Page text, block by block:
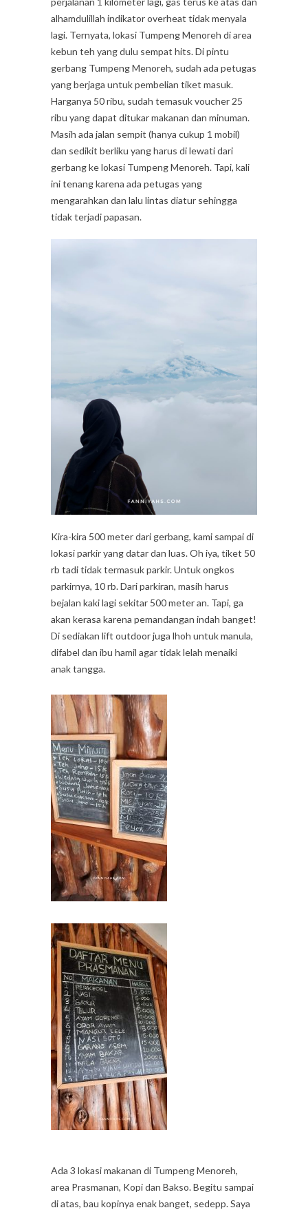
alhamdulillah indikator overheat tidak menyala
lagi. Ternyata, lokasi Tumpeng Menoreh di area
kebun teh yang dulu sempat hits. Di pintu
gerbang Tumpeng Menoreh, sudah ada petugas
yang berjaga untuk pembelian tiket masuk.
Harganya 50 ribu, sudah temasuk voucher 25
ribu yang dapat ditukar makanan dan minuman.
Masih ada jalan sempit (hanya cukup 1 mobil)
dan sedikit berliku yang harus di lewati dari
gerbang ke lokasi Tumpeng Menoreh. Tapi, kali
ini tenang karena ada petugas yang
mengarahkan dan lalu lintas diatur sehingga
tidak terjadi papasan.
Kira-kira 500 meter dari gerbang, kami sampai di
lokasi parkir yang datar dan luas. Oh iya, tiket 50
rb tadi tidak termasuk parkir. Untuk ongkos
parkirnya, 10 rb. Dari parkiran, masih harus
bejalan kaki lagi sekitar 500 meter an. Tapi, ga
akan kerasa karena pemandangan indah banget!
Di sediakan lift outdoor juga lhoh untuk manula,
difabel dan ibu hamil agar tidak lelah menaiki
anak tangga.
Ada 3 lokasi makanan di Tumpeng Menoreh,
area Prasmanan, Kopi dan Bakso. Begitu sampai
di atas, bau kopinya enak banget, sedepp. Saya